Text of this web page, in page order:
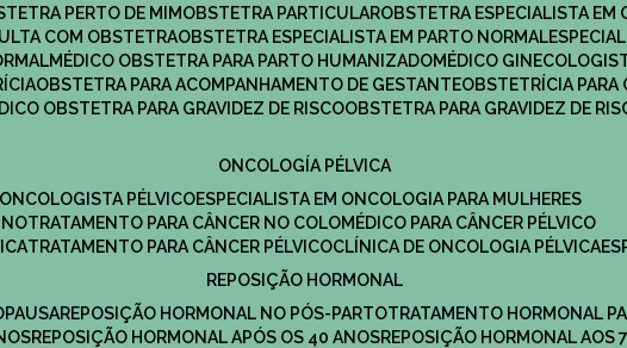
PERTO DE MIM OBSTETRA PARTICULAR
OBSTETRA ESPECIALISTA EM
COM OBSTETRA OBSTETRA ESPECIALISTA EM PARTO NORMAL
MÉDICO OBSTETRA PARA PARTO HUMANIZADO
MÉDICO
OBSTETRA PARA ACOMPANHAMENTO DE GESTANTE
OBSTETRÍCIA
OBSTETRA PARA GRAVIDEZ DE RISCO OBSTETRA PARA GRAVIDEZ DE
ONCOLOGÍA PÉLVICA
ONCOLOGISTA PÉLVICO ESPECIALISTA EM ONCOLOGIA PARA MULHERES
TRATAMENTO PARA CÂNCER NO COLO
MÉDICO PARA CÂNCER PÉLVICO
TRATAMENTO PARA CÂNCER PÉLVICO CLÍNICA DE ONCOLOGIA PÉLVICA
REPOSIÇÃO HORMONAL
REPOSIÇÃO HORMONAL NO PÓS-PARTO
TRATAMENTO HORMONAL
REPOSIÇÃO HORMONAL APÓS OS 40 ANOS
REPOSIÇÃO HORMONAL AOS